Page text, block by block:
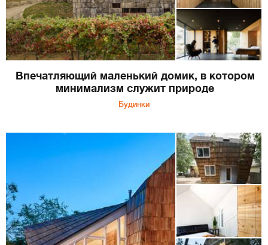
Впечатляющий маленький домик, в котором
минимализм служит природе
Будинки